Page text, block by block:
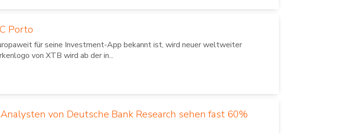
Porto
für seine Investment-App bekannt ist, wird neuer weltweiter
von XTB wird ab der in...
von Deutsche Bank Research sehen fast 60%